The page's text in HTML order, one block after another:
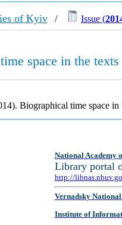
of Kyiv/ Issue (
space in the
Biographical time space
National Academy
Library portal
http://
Vernadsky
Institute of